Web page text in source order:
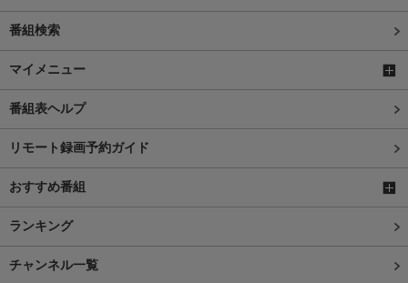
番組検索
マイメニュー
番組表ヘルプ
リモート録画予約ガイド
おすすめ番組
ランキング
チャンネル一覧